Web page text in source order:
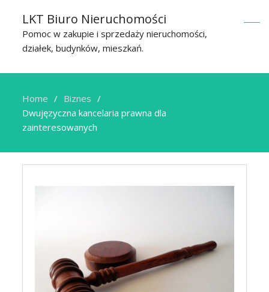
LKT Biuro Nieruchomości
Pomoc w zakupie i sprzedaży nieruchomości,
działek, budynków, mieszkań.
Home
Biznes
Dwujęzyczna kancelaria prawna dla
zainteresowanych